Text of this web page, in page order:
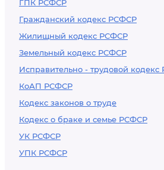
ГПК РСФСР
Гражданский кодекс РСФСР
Жилищный кодекс РСФСР
Земельный кодекс РСФСР
Исправительно - трудовой
КоАП РСФСР
Кодекс законов о труде
Кодекс о браке и семье РСФСР
УК РСФСР
УПК РСФСР